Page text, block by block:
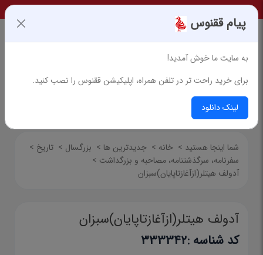
شما اینجا هستید > خانه > جدیدترین ها > بزرگسال > تاریخ >
سفرنامه‌، سرگذشتنامه، مصاحبه و بزرگداشت >
آدولف هیتلر(ازآغازتاپایان)سبزان
آدولف هیتلر(ازآغازتاپایان)سبزان
کد شناسه :333342
پیام ققنوس
به سایت ما خوش آمدید!
برای خرید راحت تر در تلفن همراه، اپلیکیشن ققنوس را نصب کنید.
لینک دانلود